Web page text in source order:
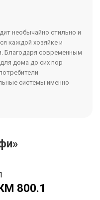
необычайно стильно и
каждой хозяйке и
Благодаря современным
дома до сих пор
системы именно
800.1